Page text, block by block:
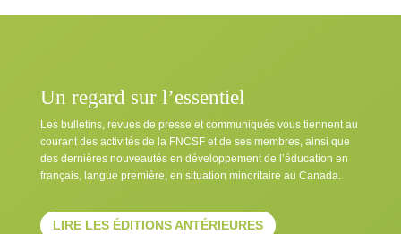
Un regard sur l’essentiel
Les bulletins, revues de presse et communiqués vous tiennent au
courant des activités de la FNCSF et de ses membres, ainsi que
des dernières nouveautés en développement de l’éducation en
français, langue première, en situation minoritaire au Canada.
LIRE LES ÉDITIONS ANTÉRIEURES